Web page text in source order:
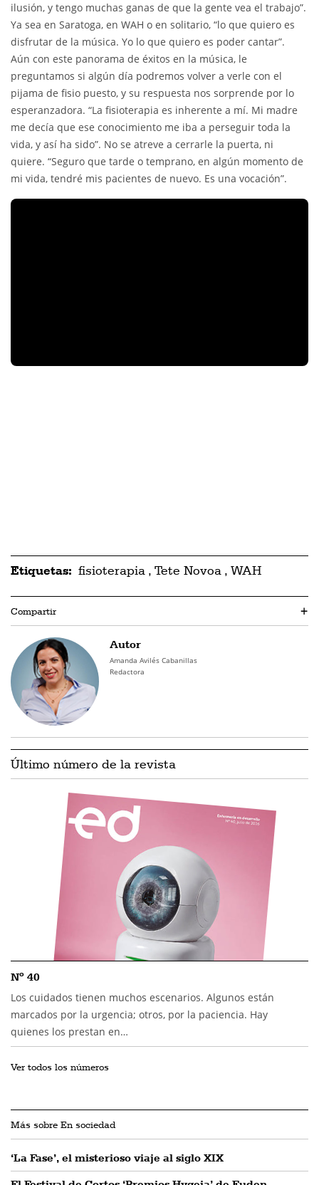
ilusión, y tengo muchas ganas de que la gente vea el trabajo”.
Ya sea en Saratoga, en WAH o en solitario, “lo que quiero es
disfrutar de la música. Yo lo que quiero es poder cantar”.
Aún con este panorama de éxitos en la música, le
preguntamos si algún día podremos volver a verle con el
pijama de fisio puesto, y su respuesta nos sorprende por lo
esperanzadora. “La fisioterapia es inherente a mí. Mi madre
me decía que ese conocimiento me iba a perseguir toda la
vida, y así ha sido”. No se atreve a cerrarle la puerta, ni
quiere. “Seguro que tarde o temprano, en algún momento de
mi vida, tendré mis pacientes de nuevo. Es una vocación”.
Etiquetas: fisioterapia , Tete Novoa , WAH
Compartir +
Autor
Amanda Avilés Cabanillas
Redactora
Último número de la revista
Nº 40
Los cuidados tienen muchos escenarios. Algunos están
marcados por la urgencia; otros, por la paciencia. Hay
quienes los prestan en…
Ver todos los números
Más sobre En sociedad
‘La Fase’, el misterioso viaje al siglo XIX